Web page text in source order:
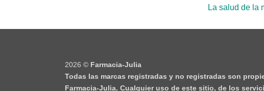
La salud de la
2026 © Farmacia-Julia
Todas las marcas registradas y no registradas son
Farmacia-Julia. Cualquier uso de este sitio, de los